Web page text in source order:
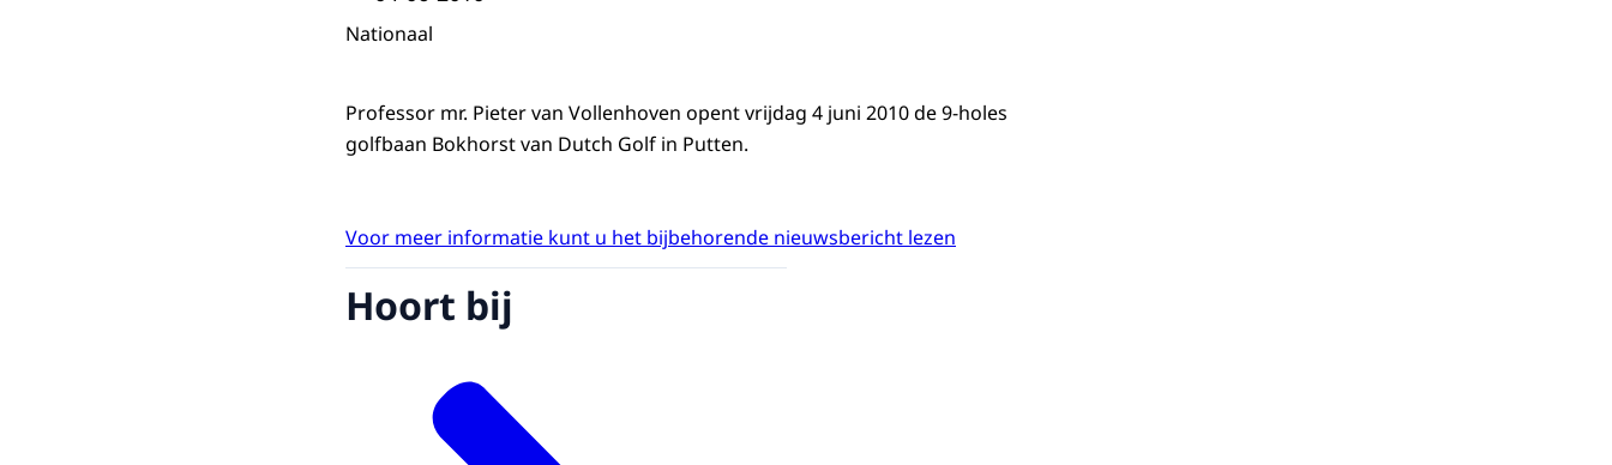
Nationaal
Professor mr. Pieter van Vollenhoven opent vrijdag 4 juni 2010 de 9-holes
golfbaan Bokhorst van Dutch Golf in Putten.
Voor meer informatie kunt u het bijbehorende nieuwsbericht lezen
Hoort bij